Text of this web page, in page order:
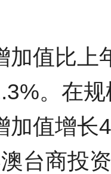
加值比上
。在
加值增
台商投